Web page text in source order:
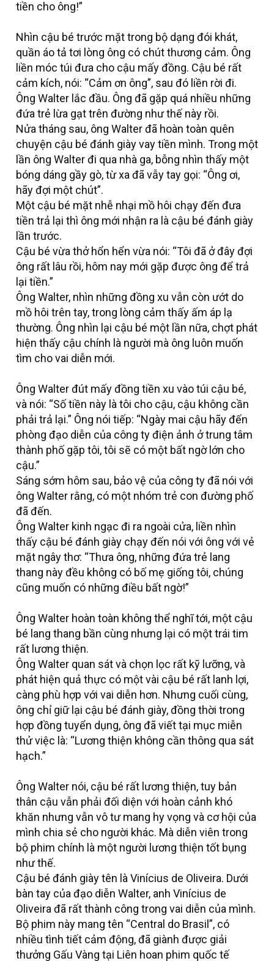
tiền cho ông!”
Nhìn cậu bé trước mặt trong bộ dạng đói khát,
quần áo tả tơi lòng ông có chút thương cảm. Ông
liền móc túi đưa cho cậu mấy đồng. Cậu bé rất
cảm kích, nói: “Cảm ơn ông”, sau đó liền rời đi.
Ông Walter lắc đầu. Ông đã gặp quá nhiều những
đứa trẻ lừa gạt trên đường như thế này rồi.
Nửa tháng sau, ông Walter đã hoàn toàn quên
chuyện cậu bé đánh giày vay tiền mình. Trong một
lần ông Walter đi qua nhà ga, bỗng nhìn thấy một
bóng dáng gầy gò, từ xa đã vẫy tay gọi: “Ông ơi,
hãy đợi một chút”.
Một cậu bé mặt nhễ nhại mồ hôi chạy đến đưa
tiền trả lại thì ông mới nhận ra là cậu bé đánh giày
lần trước.
Cậu bé vừa thở hổn hển vừa nói: “Tôi đã ở đây đợi
ông rất lâu rồi, hôm nay mới gặp được ông để trả
lại tiền.”
Ông Walter, nhìn những đồng xu vẫn còn ướt do
mồ hôi trên tay, trong lòng cảm thấy ấm áp lạ
thường. Ông nhìn lại cậu bé một lần nữa, chợt phát
hiện thấy cậu chính là người mà ông luôn muốn
tìm cho vai diễn mới.
Ông Walter đút mấy đồng tiền xu vào túi cậu bé,
và nói: “Số tiền này là tôi cho cậu, cậu không cần
phải trả lại.” Ông nói tiếp: “Ngày mai cậu hãy đến
phòng đạo diễn của công ty điện ảnh ở trung tâm
thành phố gặp tôi, tôi sẽ có một bất ngờ lớn cho
cậu.”
Sáng sớm hôm sau, bảo vệ của công ty đã nói với
ông Walter rằng, có một nhóm trẻ con đường phố
đã đến.
Ông Walter kinh ngạc đi ra ngoài cửa, liền nhìn
thấy cậu bé đánh giày chạy đến nói với ông với vẻ
mặt ngây thơ: “Thưa ông, những đứa trẻ lang
thang này đều không có bố mẹ giống tôi, chúng
cũng muốn có những điều bất ngờ!”
Ông Walter hoàn toàn không thể nghĩ tới, một cậu
bé lang thang bần cùng nhưng lại có một trái tim
rất lương thiện.
Ông Walter quan sát và chọn lọc rất kỹ lưỡng, và
phát hiện quả thực có một vài cậu bé rất lanh lợi,
càng phù hợp với vai diễn hơn. Nhưng cuối cùng,
ông chỉ giữ lại cậu bé đánh giày, đồng thời trong
hợp đồng tuyển dụng, ông đã viết tại mục miễn
thử việc là: “Lương thiện không cần thông qua sát
hạch.”
Ông Walter nói, cậu bé rất lương thiện, tuy bản
thân cậu vẫn phải đối diện với hoàn cảnh khó
khăn nhưng vẫn vô tư mang hy vọng và cơ hội của
mình chia sẻ cho người khác. Mà diễn viên trong
bộ phim chính là một người lương thiện tốt bụng
như thế.
Cậu bé đánh giày tên là Vinícius de Oliveira. Dưới
bàn tay của đạo diễn Walter, anh Vinícius de
Oliveira đã rất thành công trong vai diễn của mình.
Bộ phim này mang tên “Central do Brasil”, có
nhiều tình tiết cảm động, đã giành được giải
thưởng Gấu Vàng tại Liên hoan phim quốc tế